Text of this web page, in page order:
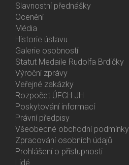
Slavnostní přednášky
Ocenění
Média
Historie ústavu
Galerie osobností
Statut Medaile Rudolfa Brdičky
Bottom
Menu
About
Us
Výroční zprávy
Veřejné zakázky
Rozpočet ÚFCH JH
Poskytování informací
Právní předpisy
Všeobecné obchodní podmínky
Zpracování osobních údajů
Prohlášení o přístupnosti
Lidé